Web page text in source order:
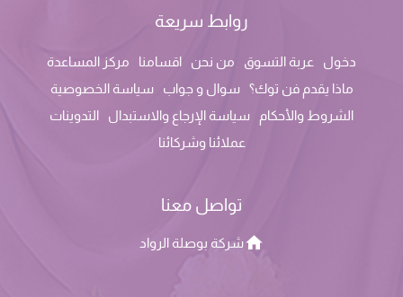
روابط سريعة
دخول عربة التسوق من نحن اقسامنا
مركز المساعدة
ماذا يقدم فن توك؟
سوال و جواب
سياسة الخصوصية
الشروط والأحكام
سياسة الإرجاع والاستبدال
التدوينات
عملائنا وشركائنا
تواصل معنا
شركة بوصلة الرواد